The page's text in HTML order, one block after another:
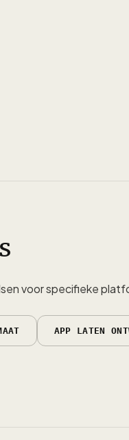
voor specifieke
APP LATEN